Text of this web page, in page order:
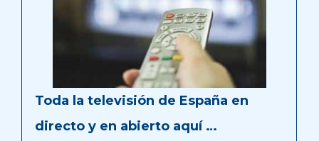
Toda la televisión de España en
directo y en abierto aquí …